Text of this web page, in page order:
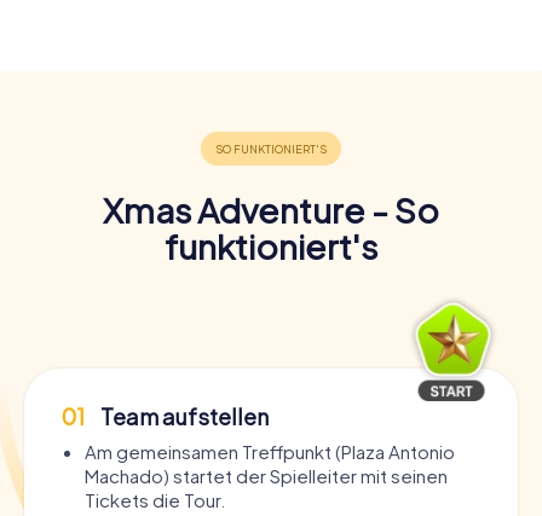
Xmas Adventure - So
funktioniert's
01 Team aufstellen
Am gemeinsamen Treffpunkt (Plaza Antonio
Machado) startet der Spielleiter mit seinen
Tickets die Tour.